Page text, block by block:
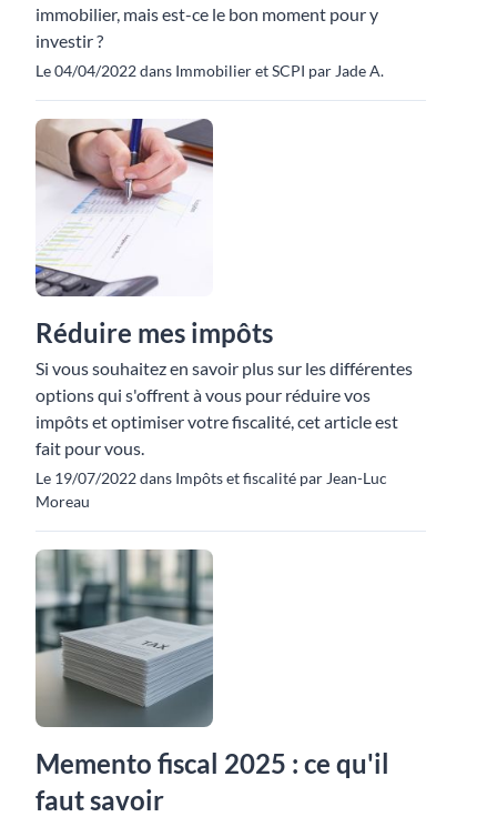
immobilier, mais est-ce le bon moment pour y
investir ?
Le 04/04/2022 dans Immobilier et SCPI par Jade A.
Réduire mes impôts
Si vous souhaitez en savoir plus sur les différentes
options qui s'offrent à vous pour réduire vos
impôts et optimiser votre fiscalité, cet article est
fait pour vous.
Le 19/07/2022 dans Impôts et fiscalité par Jean-Luc
Moreau
Memento fiscal 2025 : ce qu'il
faut savoir